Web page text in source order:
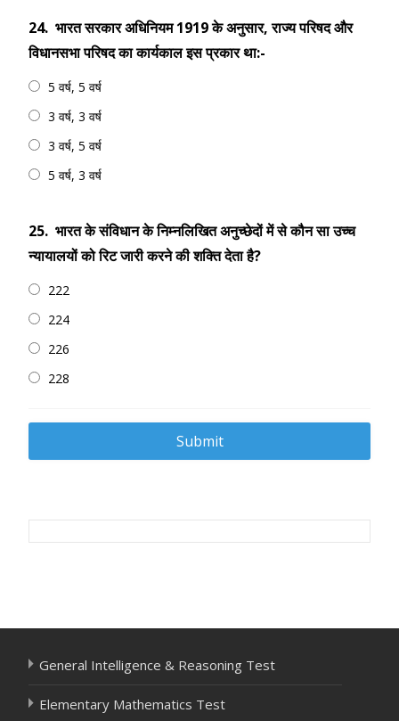
24. भारत सरकार अधिनियम 1919 के अनुसार, राज्य परिषद और
विधानसभा परिषद का कार्यकाल इस प्रकार था:-
5 वर्ष, 5 वर्ष
3 वर्ष, 3 वर्ष
3 वर्ष, 5 वर्ष
5 वर्ष, 3 वर्ष
25. भारत के संविधान के निम्नलिखित अनुच्छेदों में से कौन सा उच्च
न्यायालयों को रिट जारी करने की शक्ति देता है?
222
224
226
228
Post
General Intelligence & Reasoning Test
Elementary Mathematics Test